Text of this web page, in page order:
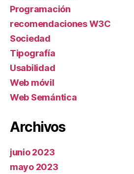
Programación
recomendaciones W3C
Sociedad
Tipografía
Usabilidad
Web móvil
Web Semántica
Archivos
junio 2023
mayo 2023